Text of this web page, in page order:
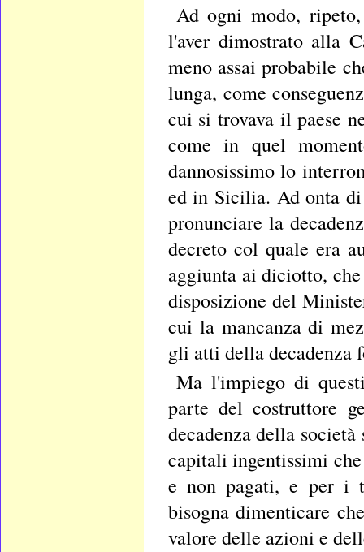
Ad ogni modo,
l'aver dimostrato alla
meno assai probabile
lunga, come
cui si trovava il paese
come in quel
dannosissimo lo
ed in Sicilia. Ad onta di
pronunciare la
decreto col quale era
aggiunta ai diciotto,
disposizione del
cui la mancanza di
gli atti della decadenza
Ma l'impiego di
parte del costruttore
decadenza della
capitali ingentissimi
e non pagati, e per i
bisogna dimenticare
valore delle azioni e